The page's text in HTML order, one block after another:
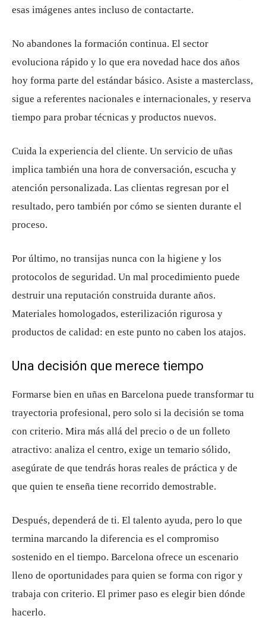
esas imágenes antes incluso de contactarte.
No abandones la formación continua. El sector
evoluciona rápido y lo que era novedad hace dos años
hoy forma parte del estándar básico. Asiste a masterclass,
sigue a referentes nacionales e internacionales, y reserva
tiempo para probar técnicas y productos nuevos.
Cuida la experiencia del cliente. Un servicio de uñas
implica también una hora de conversación, escucha y
atención personalizada. Las clientas regresan por el
resultado, pero también por cómo se sienten durante el
proceso.
Por último, no transijas nunca con la higiene y los
protocolos de seguridad. Un mal procedimiento puede
destruir una reputación construida durante años.
Materiales homologados, esterilización rigurosa y
productos de calidad: en este punto no caben los atajos.
Una decisión que merece tiempo
Formarse bien en uñas en Barcelona puede transformar tu
trayectoria profesional, pero solo si la decisión se toma
con criterio. Mira más allá del precio o de un folleto
atractivo: analiza el centro, exige un temario sólido,
asegúrate de que tendrás horas reales de práctica y de
que quien te enseña tiene recorrido demostrable.
Después, dependerá de ti. El talento ayuda, pero lo que
termina marcando la diferencia es el compromiso
sostenido en el tiempo. Barcelona ofrece un escenario
lleno de oportunidades para quien se forma con rigor y
trabaja con criterio. El primer paso es elegir bien dónde
hacerlo.